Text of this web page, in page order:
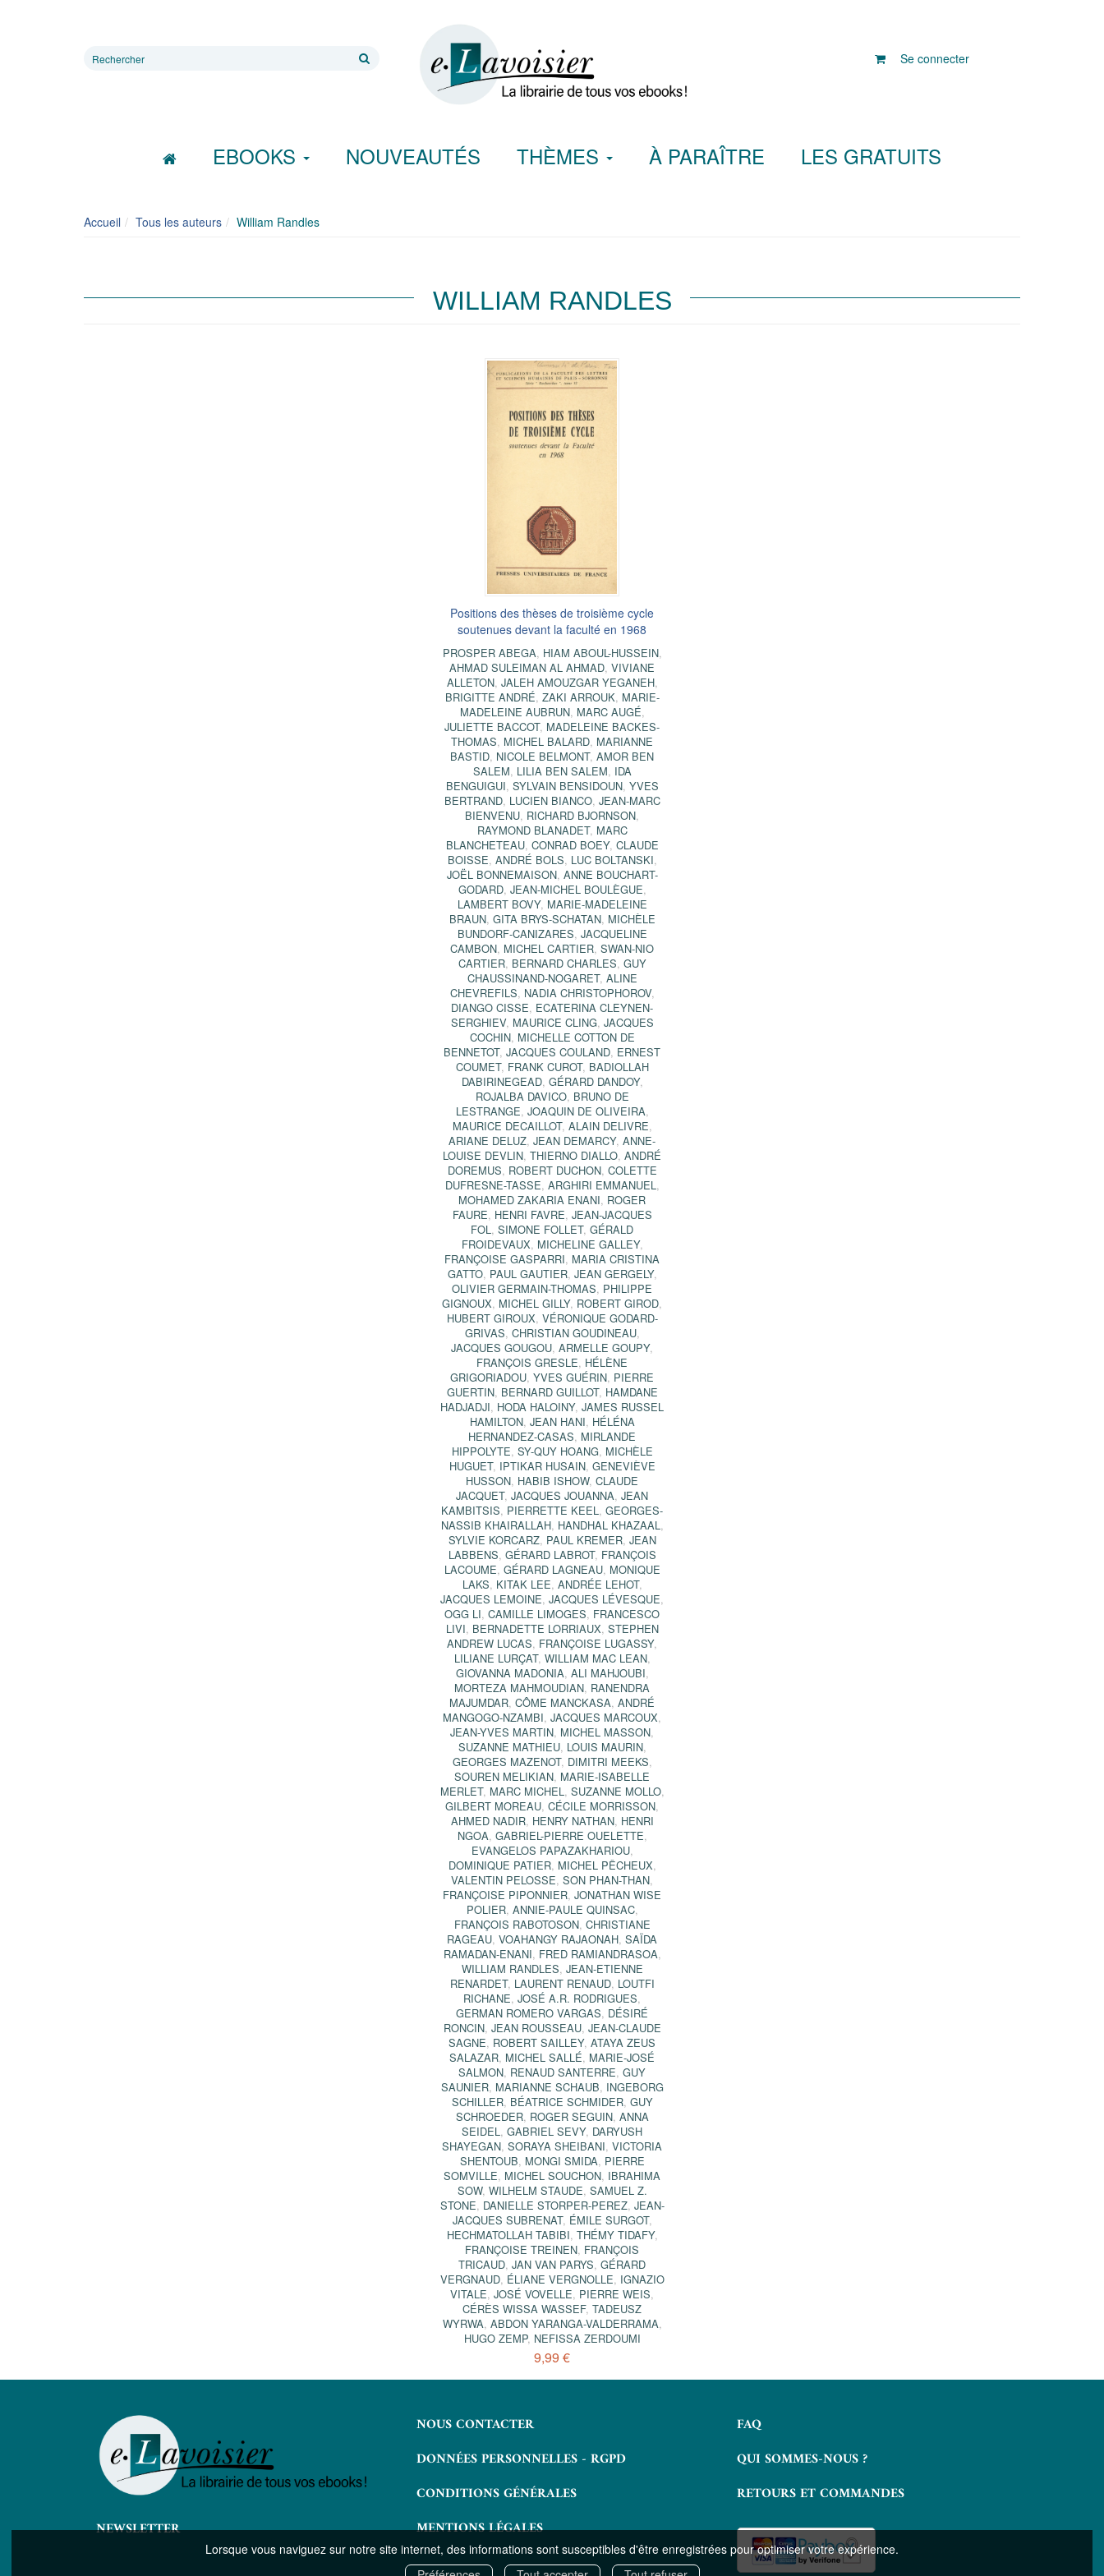
Lorsque vous naviguez sur notre site internet, des informations sont susceptibles d'être enregistrées pour optimiser votre expérience.
Rechercher
Se connecter
EBOOKS NOUVEAUTÉS THÈMES À PARAÎTRE LES GRATUITS
Accueil Tous les auteurs William Randles
WILLIAM RANDLES
Positions des thèses de troisième cycle
soutenues devant la faculté en 1968
PROSPER ABEGA, HIAM ABOUL-HUSSEIN,
AHMAD SULEIMAN AL AHMAD, VIVIANE
ALLETON, JALEH AMOUZGAR YEGANEH,
BRIGITTE ANDRÉ, ZAKI ARROUK, MARIE-
MADELEINE AUBRUN, MARC AUGÉ,
JULIETTE BACCOT, MADELEINE BACKES-
THOMAS, MICHEL BALARD, MARIANNE
BASTID, NICOLE BELMONT, AMOR BEN
SALEM, LILIA BEN SALEM, IDA
BENGUIGUI, SYLVAIN BENSIDOUN, YVES
BERTRAND, LUCIEN BIANCO, JEAN-MARC
BIENVENU, RICHARD BJORNSON,
RAYMOND BLANADET, MARC
BLANCHETEAU, CONRAD BOEY, CLAUDE
BOISSE, ANDRÉ BOLS, LUC BOLTANSKI,
JOËL BONNEMAISON, ANNE BOUCHART-
GODARD, JEAN-MICHEL BOULÈGUE,
LAMBERT BOVY, MARIE-MADELEINE
BRAUN, GITA BRYS-SCHATAN, MICHÈLE
BUNDORF-CANIZARES, JACQUELINE
CAMBON, MICHEL CARTIER, SWAN-NIO
CARTIER, BERNARD CHARLES, GUY
CHAUSSINAND-NOGARET, ALINE
CHEVREFILS, NADIA CHRISTOPHOROV,
DIANGO CISSE, ECATERINA CLEYNEN-
SERGHIEV, MAURICE CLING, JACQUES
COCHIN, MICHELLE COTTON DE
BENNETOT, JACQUES COULAND, ERNEST
COUMET, FRANK CUROT, BADIOLLAH
DABIRINEGEAD, GÉRARD DANDOY,
ROJALBA DAVICO, BRUNO DE
LESTRANGE, JOAQUIN DE OLIVEIRA,
MAURICE DECAILLOT, ALAIN DELIVRE,
ARIANE DELUZ, JEAN DEMARCY, ANNE-
LOUISE DEVLIN, THIERNO DIALLO, ANDRÉ
DOREMUS, ROBERT DUCHON, COLETTE
DUFRESNE-TASSE, ARGHIRI EMMANUEL ,
MOHAMED ZAKARIA ENANI, ROGER
FAURE, HENRI FAVRE, JEAN-JACQUES
FOL , SIMONE FOLLET, GÉRALD
FROIDEVAUX, MICHELINE GALLEY,
FRANÇOISE GASPARRI, MARIA CRISTINA
GATTO, PAUL GAUTIER, JEAN GERGELY,
OLIVIER GERMAIN-THOMAS, PHILIPPE
GIGNOUX, MICHEL GILLY, ROBERT GIROD,
HUBERT GIROUX, VÉRONIQUE GODARD-
GRIVAS, CHRISTIAN GOUDINEAU,
JACQUES GOUGOU, ARMELLE GOUPY,
FRANÇOIS GRESLE, HÉLÈNE
GRIGORIADOU, YVES GUÉRIN, PIERRE
GUERTIN, BERNARD GUILLOT, HAMDANE
HADJADJI, HODA HALOINY, JAMES RUSSEL
HAMILTON, JEAN HANI, HÉLÉNA
HERNANDEZ-CASAS, MIRLANDE
HIPPOLYTE, SY-QUY HOANG, MICHÈLE
HUGUET, IPTIKAR HUSAIN, GENEVIÈVE
HUSSON, HABIB ISHOW, CLAUDE
JACQUET, JACQUES JOUANNA, JEAN
KAMBITSIS, PIERRETTE KEEL , GEORGES-
NASSIB KHAIRALLAH, HANDHAL KHAZAAL ,
SYLVIE KORCARZ, PAUL KREMER, JEAN
LABBENS, GÉRARD LABROT, FRANÇOIS
LACOUME, GÉRARD LAGNEAU, MONIQUE
LAKS, KITAK LEE, ANDRÉE LEHOT,
JACQUES LEMOINE, JACQUES LÉVESQUE,
OGG LI, CAMILLE LIMOGES, FRANCESCO
LIVI, BERNADETTE LORRIAUX, STEPHEN
ANDREW LUCAS, FRANÇOISE LUGASSY,
LILIANE LURÇAT, WILLIAM MAC LEAN,
GIOVANNA MADONIA, ALI MAHJOUBI,
MORTEZA MAHMOUDIAN, RANENDRA
MAJUMDAR, CÔME MANCKASA, ANDRÉ
MANGOGO-NZAMBI, JACQUES MARCOUX,
JEAN-YVES MARTIN, MICHEL MASSON,
SUZANNE MATHIEU, LOUIS MAURIN,
GEORGES MAZENOT, DIMITRI MEEKS,
SOUREN MELIKIAN, MARIE-ISABELLE
MERLET, MARC MICHEL , SUZANNE MOLLO,
GILBERT MOREAU, CÉCILE MORRISSON,
AHMED NADIR, HENRY NATHAN, HENRI
NGOA, GABRIEL-PIERRE OUELETTE,
EVANGELOS PAPAZAKHARIOU,
DOMINIQUE PATIER, MICHEL PÊCHEUX,
VALENTIN PELOSSE, SON PHAN-THAN,
FRANÇOISE PIPONNIER, JONATHAN WISE
POLIER, ANNIE-PAULE QUINSAC,
FRANÇOIS RABOTOSON, CHRISTIANE
RAGEAU, VOAHANGY RAJAONAH, SAÏDA
RAMADAN-ENANI, FRED RAMIANDRASOA,
WILLIAM RANDLES, JEAN-ETIENNE
RENARDET, LAURENT RENAUD, LOUTFI
RICHANE, JOSÉ A.R. RODRIGUES,
GERMAN ROMERO VARGAS, DÉSIRÉ
RONCIN, JEAN ROUSSEAU, JEAN-CLAUDE
SAGNE, ROBERT SAILLEY, ATAYA ZEUS
SALAZAR, MICHEL SALLÉ, MARIE-JOSÉ
SALMON, RENAUD SANTERRE, GUY
SAUNIER, MARIANNE SCHAUB, INGEBORG
SCHILLER, BÉATRICE SCHMIDER, GUY
SCHROEDER, ROGER SEGUIN, ANNA
SEIDEL , GABRIEL SEVY, DARYUSH
SHAYEGAN, SORAYA SHEIBANI, VICTORIA
SHENTOUB, MONGI SMIDA, PIERRE
SOMVILLE, MICHEL SOUCHON, IBRAHIMA
SOW, WILHELM STAUDE, SAMUEL Z.
STONE, DANIELLE STORPER-PEREZ, JEAN-
JACQUES SUBRENAT, ÉMILE SURGOT,
HECHMATOLLAH TABIBI, THÉMY TIDAFY,
FRANÇOISE TREINEN, FRANÇOIS
TRICAUD, JAN VAN PARYS, GÉRARD
VERGNAUD, ÉLIANE VERGNOLLE, IGNAZIO
VITALE, JOSÉ VOVELLE, PIERRE WEIS,
CÉRÈS WISSA WASSEF, TADEUSZ
WYRWA, ABDON YARANGA-VALDERRAMA,
HUGO ZEMP, NEFISSA ZERDOUMI
9,99 €
NEWSLETTER
NOUS CONTACTER
DONNÉES PERSONNELLES - RGPD
CONDITIONS GÉNÉRALES
MENTIONS LÉGALES
FAQ
QUI SOMMES-NOUS ?
RETOURS ET COMMANDES